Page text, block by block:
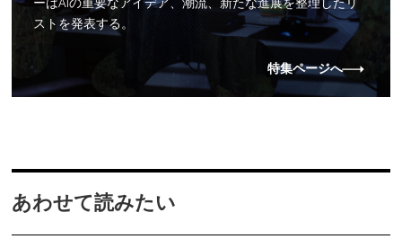
ーはAIの重要なアイデア、潮流、新たな進展を整理したリ
ストを発表する。
特集ページへ
あわせて読みたい